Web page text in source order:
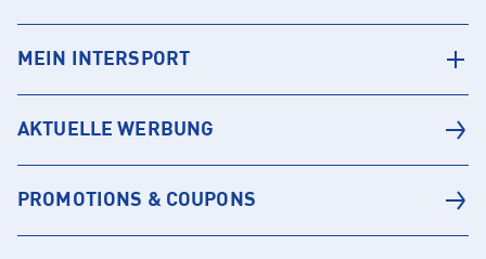
MEIN INTERSPORT
AKTUELLE WERBUNG
PROMOTIONS & COUPONS